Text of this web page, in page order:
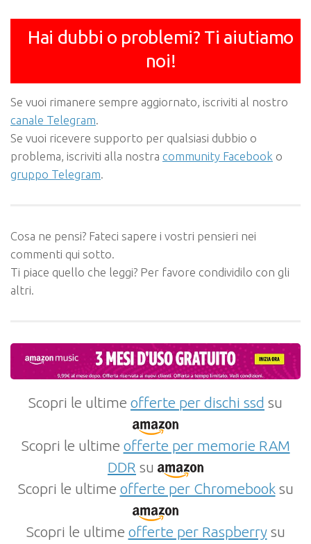
Hai dubbi o problemi? Ti aiutiamo
noi!
Se vuoi rimanere sempre aggiornato, iscriviti al nostro
canale Telegram.
Se vuoi ricevere supporto per qualsiasi dubbio o
problema, iscriviti alla nostra community Facebook o
gruppo Telegram.
Cosa ne pensi? Fateci sapere i vostri pensieri nei
commenti qui sotto.
Ti piace quello che leggi? Per favore condividilo con gli
altri.
Scopri le ultime offerte per dischi ssd su
Scopri le ultime offerte per memorie RAM
DDR su
Scopri le ultime offerte per Chromebooksu
Scopri le ultime offerte per Raspberrysu